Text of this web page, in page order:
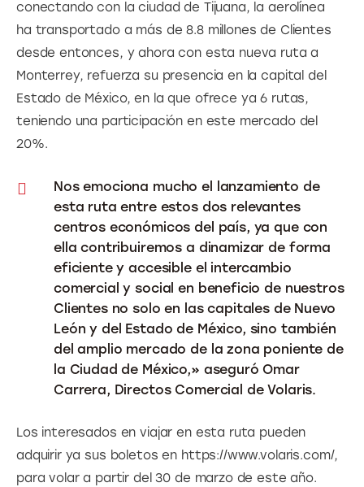
conectando con la ciudad de Tijuana, la aerolínea
ha transportado a más de 8.8 millones de Clientes
desde entonces, y ahora con esta nueva ruta a
Monterrey, refuerza su presencia en la capital del
Estado de México, en la que ofrece ya 6 rutas,
teniendo una participación en este mercado del
20%.
Nos emociona mucho el lanzamiento de
esta ruta entre estos dos relevantes
centros económicos del país, ya que con
ella contribuiremos a dinamizar de forma
eficiente y accesible el intercambio
comercial y social en beneficio de nuestros
Clientes no solo en las capitales de Nuevo
León y del Estado de México, sino también
del amplio mercado de la zona poniente de
la Ciudad de México,» aseguró Omar
Carrera, Directos Comercial de Volaris.
Los interesados en viajar en esta ruta pueden
adquirir ya sus boletos en https://www.volaris.com/,
para volar a partir del 30 de marzo de este año.